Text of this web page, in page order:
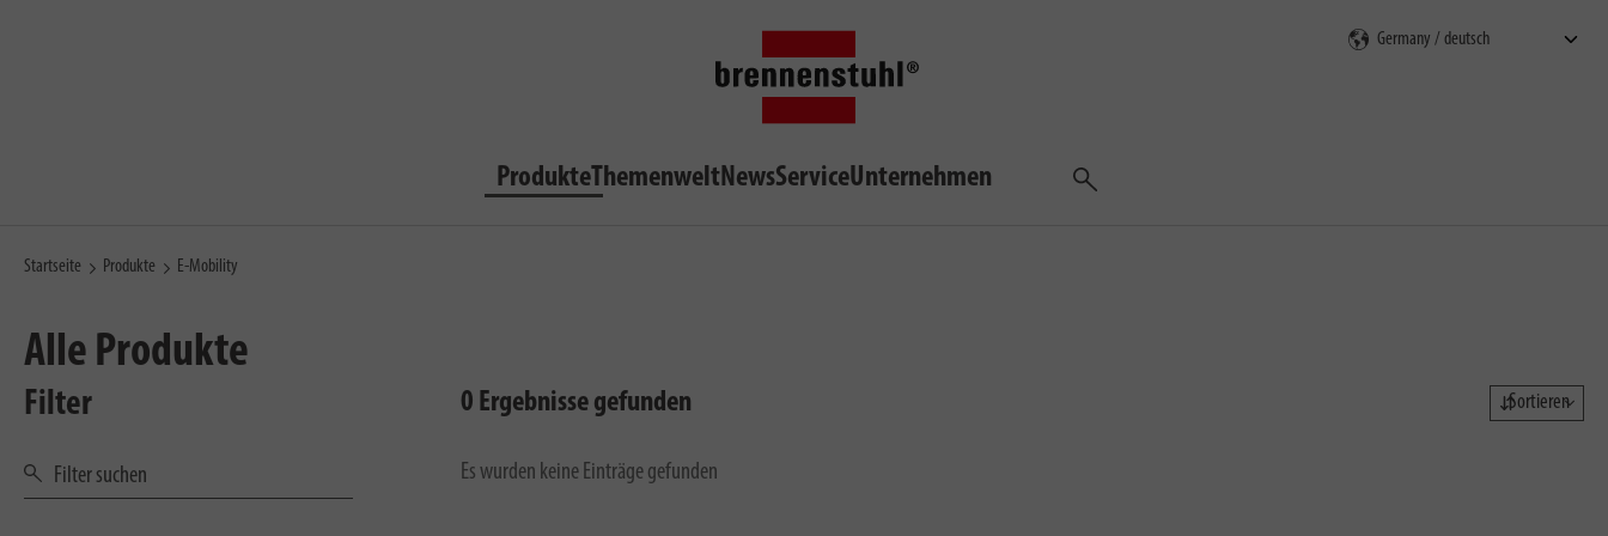
ProdukteThemenweltNewsServiceUnternehmen
Suchen
Startseite Produkte E-Mobility
Alle Produkte
Filter 0 Ergebnisse gefunden Sortieren
Es wurden keine Einträge gefunden